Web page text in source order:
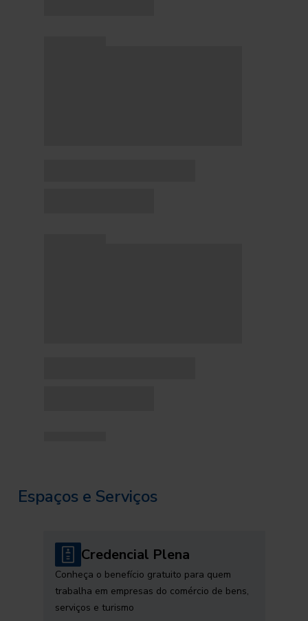
Espaços e Serviços
Credencial Plena
Conheça o benefício gratuito para quem
trabalha em empresas do comércio de bens,
serviços e turismo